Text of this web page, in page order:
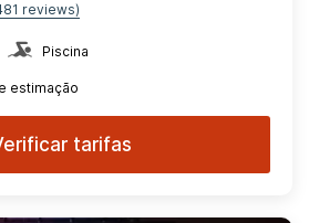
reviews)
Piscina
estimação
tarifas